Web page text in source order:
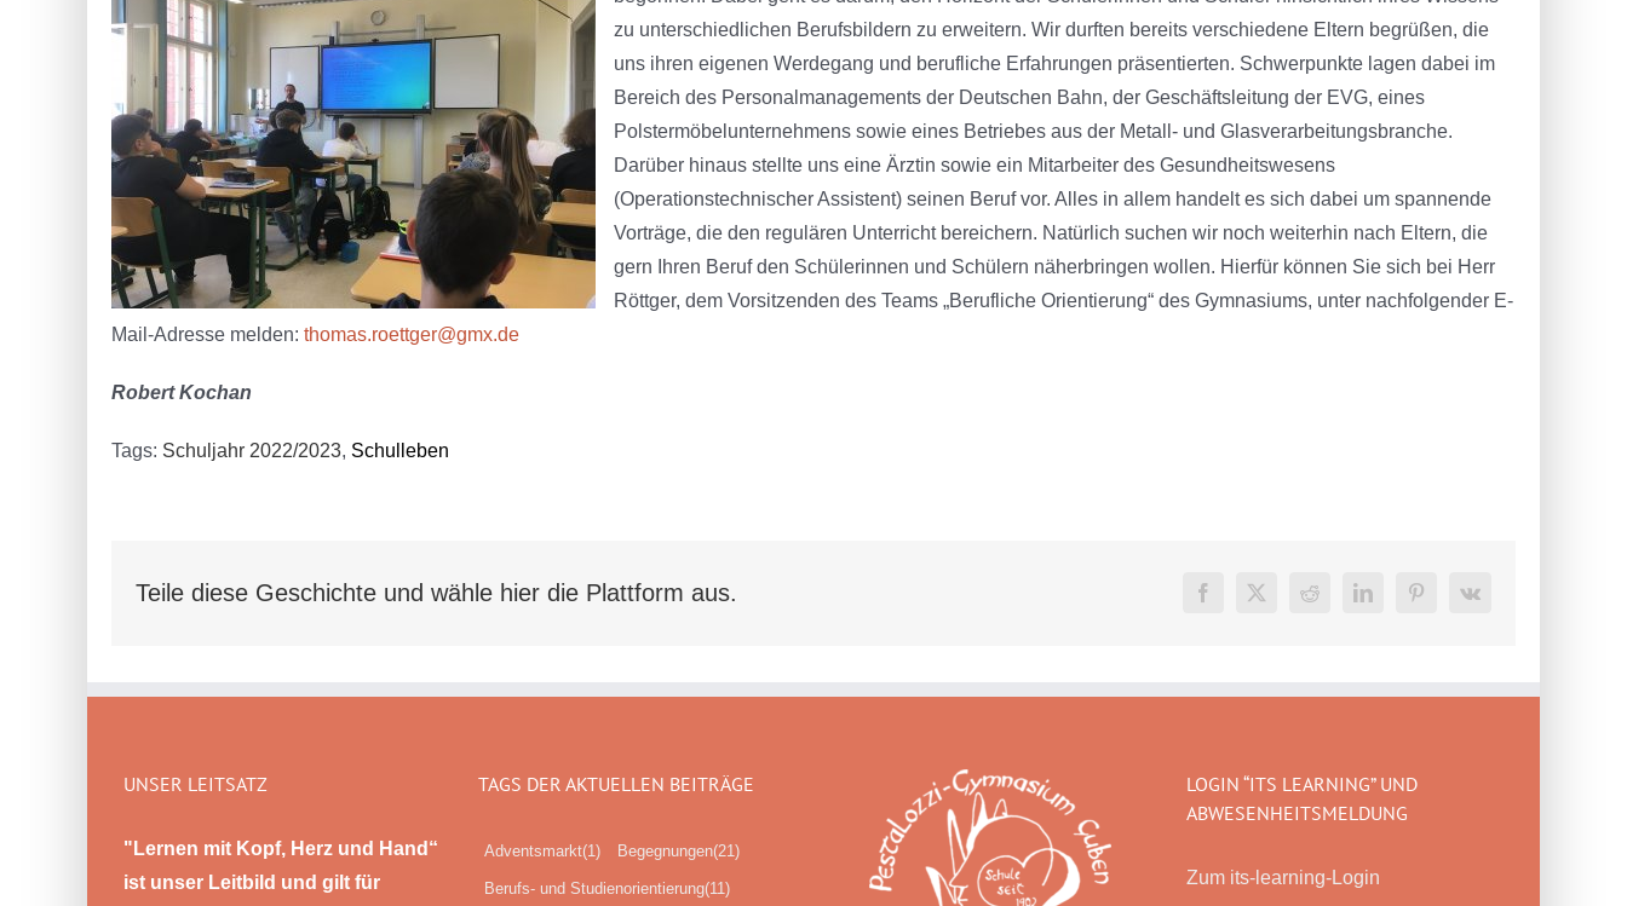
zu unterschiedlichen Berufsbildern zu erweitern. Wir durften bereits verschiedene Eltern begrüßen, die
uns ihren eigenen Werdegang und berufliche Erfahrungen präsentierten. Schwerpunkte lagen dabei im
Bereich des Personalmanagements der Deutschen Bahn, der Geschäftsleitung der EVG, eines
Polstermöbelunternehmens sowie eines Betriebes aus der Metall- und Glasverarbeitungsbranche.
Darüber hinaus stellte uns eine Ärztin sowie ein Mitarbeiter des Gesundheitswesens
(Operationstechnischer Assistent) seinen Beruf vor. Alles in allem handelt es sich dabei um spannende
Vorträge, die den regulären Unterricht bereichern. Natürlich suchen wir noch weiterhin nach Eltern, die
gern Ihren Beruf den Schülerinnen und Schülern näherbringen wollen. Hierfür können Sie sich bei Herr
Röttger, dem Vorsitzenden des Teams „Berufliche Orientierung“ des Gymnasiums, unter nachfolgender E-
Mail-Adresse melden: thomas.roettger@gmx.de
Robert Kochan
Tags: Schuljahr 2022/2023, Schulleben
Teile diese Geschichte und wähle hier die Plattform aus. Facebook
X Reddit LinkedInPinterest
Vk
UNSER LEITSATZ
"Lernen mit Kopf, Herz und Hand“
ist unser Leitbild und gilt für
TAGS DER AKTUELLEN BEITRÄGE
Adventsmarkt(1) Begegnungen(21)
Berufs- und Studienorientierung(11)
LOGIN “ITS LEARNING” UND
ABWESENHEITSMELDUNG
Zum its-learning-Login